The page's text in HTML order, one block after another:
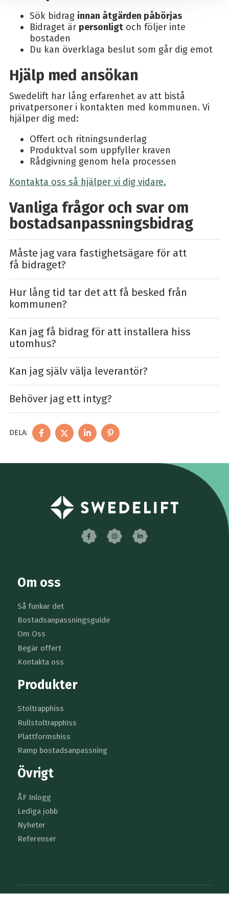
Sök bidrag innan åtgärden påbörjas
Bidraget är personligt och följer inte
bostaden
Du kan överklaga beslut som går dig emot
Hjälp med ansökan
Swedelift har lång erfarenhet av att bistå
privatpersoner i kontakten med kommunen. Vi
hjälper dig med:
Offert och ritningsunderlag
Produktval som uppfyller kraven
Rådgivning genom hela processen
Kontakta oss så hjälper vi dig vidare.
Vanliga frågor och svar om
bostadsanpassningsbidrag
Måste jag vara fastighetsägare för att
få bidraget?
Hur lång tid tar det att få besked från
kommunen?
Kan jag få bidrag för att installera hiss
utomhus?
Kan jag själv välja leverantör?
Behöver jag ett intyg?
DELA:
DELA
PÅ
DELA
PÅ
DELA
PÅ
PÅ
FacebookInstagram
Om oss
Så funkar det
Bostadsanpassningsguide
Om Oss
Begär offert
Kontakta oss
Produkter
Stoltrapphiss
Rullstoltrapphiss
Plattformshiss
Ramp bostadsanpassning
Övrigt
ÅF Inlogg
Lediga jobb
Nyheter
Referenser